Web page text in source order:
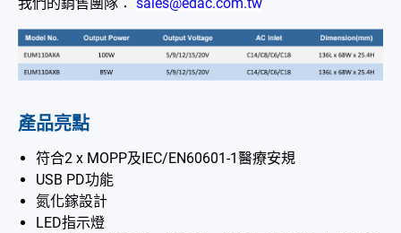
產品亮點
符合2 x MOPP及IEC/EN60601-1醫療安規
USB PD功能
氮化鎵設計
LED指示燈